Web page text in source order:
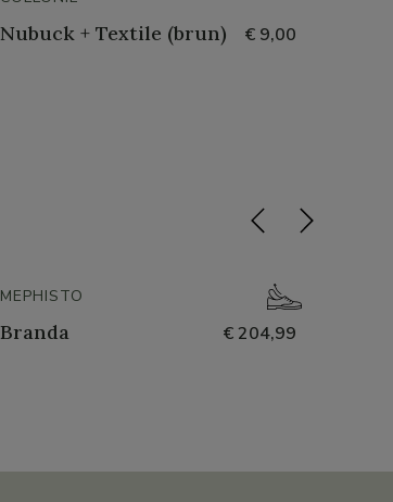
Nubuck + Textile (brun) € 9,00
MEPHISTO
Branda € 204,99